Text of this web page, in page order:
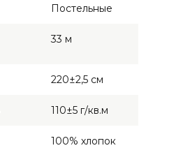
Постельные
33 м
220±2,5 см
110±5 г/кв.м
100% хлопок